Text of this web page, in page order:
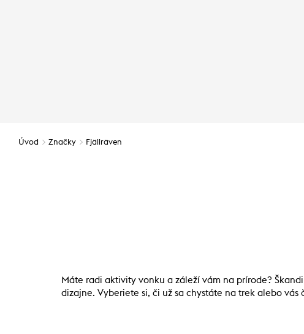
Úvod Značky Fjällräven
Máte radi aktivity vonku a záleží vám na prírode?
dizajne. Vyberiete si, či už sa chystáte na trek alebo vás